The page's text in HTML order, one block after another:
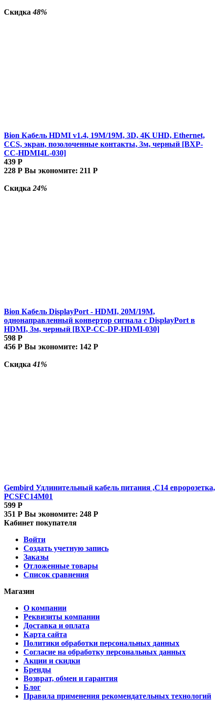
Скидка48%
Bion Кабель HDMI v1.4, 19M/19M, 3D, 4K UHD, Ethernet,
CCS, экран, позолоченные контакты, 3м, черный [BXP-
CC-HDMI4L-030]
439 Р
228 Р Вы экономите: 211 Р
Скидка 24%
Bion Кабель DisplayPort - HDMI, 20M/19M,
однонаправленный конвертор сигнала с DisplayPort в
HDMI, 3м, черный [BXP-CC-DP-HDMI-030]
598 Р
456 Р Вы экономите: 142 Р
Скидка41%
Gembird Удлинительный кабель питания ,C14 евророзетка,
PCSFC14M01
599 Р
351 Р Вы экономите: 248 Р
Кабинет покупателя
Войти
Создать учетную запись
Заказы
Отложенные товары
Список сравнения
Магазин
О компании
Реквизиты компании
Доставка и оплата
Карта сайта
Политики обработки персональных данных
Согласие на обработку персональных данных
Акции и скидки
Бренды
Возврат, обмен и гарантия
Блог
Правила применения рекомендательных технологий